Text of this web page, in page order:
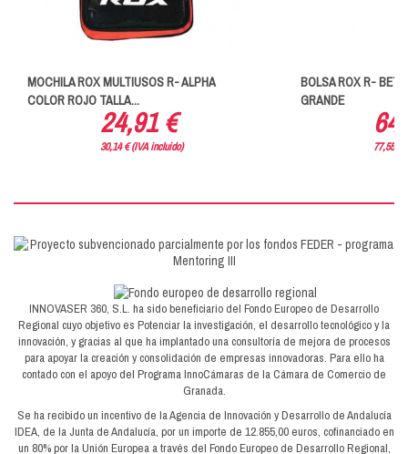
MOCHILA ROX MULTIUSOS R- ALPHA
COLOR ROJO TALLA...
24,91 €
30,14 € (IVA incluido)
BOLSA ROX R-
GRANDE
77,55 €
INNOVASER 360, S.L. ha sido beneficiario del Fondo Europeo de Desarrollo
Regional cuyo objetivo es Potenciar la investigación, el desarrollo tecnológico y la
innovación, y gracias al que ha implantado una consultoría de mejora de procesos
para apoyar la creación y consolidación de empresas innovadoras. Para ello ha
contado con el apoyo del Programa InnoCámaras de la Cámara de Comercio de
Granada.
Se ha recibido un incentivo de la Agencia de Innovación y Desarrollo de Andalucía
IDEA, de la Junta de Andalucía, por un importe de 12.855,00 euros, cofinanciado en
un 80% por la Unión Europea a través del Fondo Europeo de Desarrollo Regional,